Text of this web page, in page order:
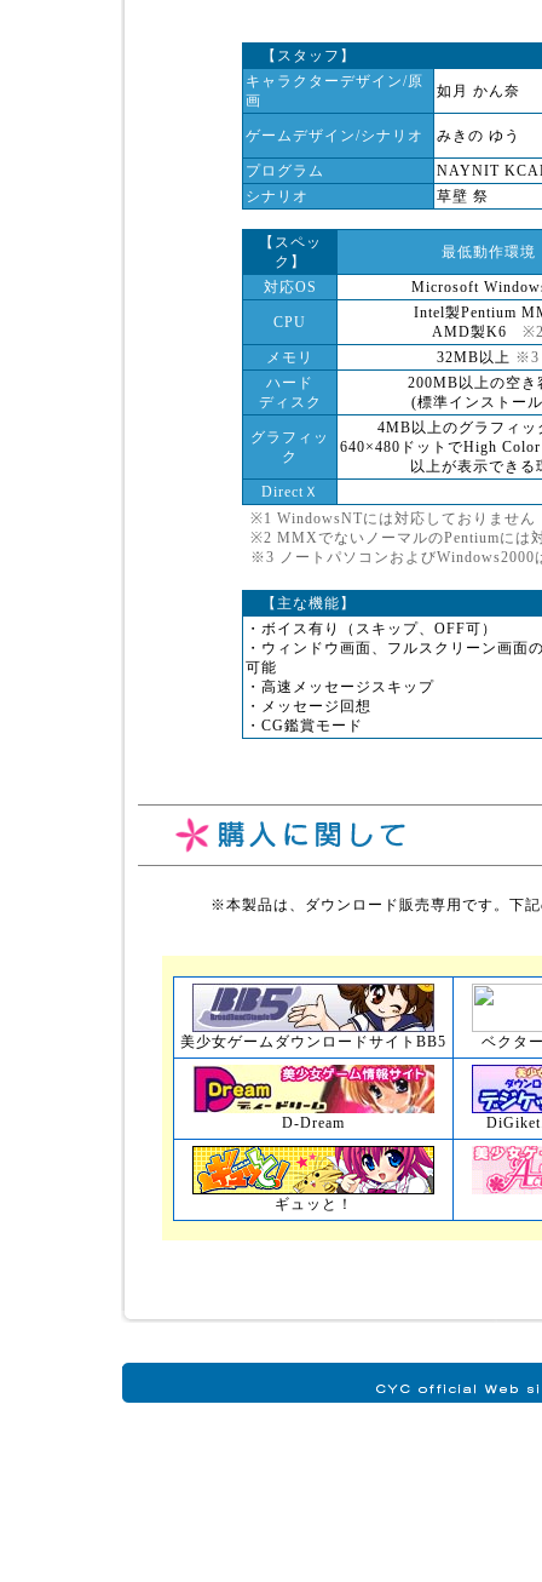
【スタッフ】
キャラクターデザイン/原
画
如月 かん奈
ゲームデザイン/シナリオ みきの ゆう
プログラム
NAYNIT
シナリオ
草壁 祭
【スペッ
ク】
最低動作環境
対応OS Microsoft
CPU
Intel製Pentium
AMD製K6
メモリ
32MB以上 ※3
ハード
ディスク
200MB以上の空き
(標準インストー
グラフィッ
ク
4MB以上のグラフィッ
640×480ドットでHigh
以上が表示できる
DirectＸ
※1 WindowsNTには対応しておりません
※2 MMXでないノーマルのPentiumには
※3 ノートパソコンおよびWindows2000
【主な機能】
・ボイス有り（スキップ、OFF可）
・ウィンドウ画面、フルスクリーン画面
可能
・高速メッセージスキップ
・メッセージ回想
・CG鑑賞モード
※本製品は、ダウンロード販売専用です。下記
美少女ゲームダウンロードサイトBB5 ベクタ
D-Dream
ギュッと！